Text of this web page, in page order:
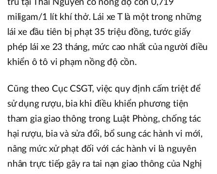
trú tại Thái Nguyên có nồng độ cồn 0,719
miligam/1 lít khí thở. Lái xe T là một trong những
lái xe đầu tiên bị phạt 35 triệu đồng, tước giấy
phép lái xe 23 tháng, mức cao nhất của người điều
khiển ô tô vi phạm nồng độ cồn.
Cũng theo Cục CSGT, việc quy định cấm triệt để
sử dụng rượu, bia khi điều khiển phương tiện
tham gia giao thông trong Luật Phòng, chống tác
hại rượu, bia và sửa đổi, bổ sung các hành vi mới,
nâng mức xử phạt đối với các hành vi là nguyên
nhân trực tiếp gây ra tai nạn giao thông của Nghị